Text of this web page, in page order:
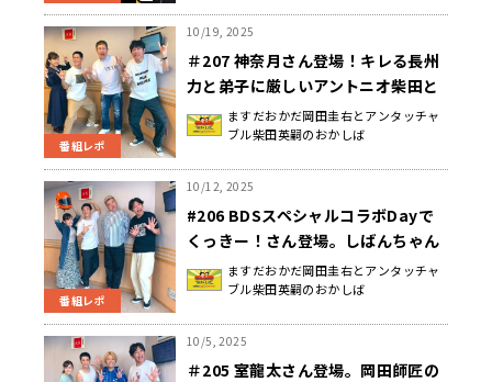
番組レポ
10/19, 2025
＃207 神奈月さん登場！キレる長州
力と弟子に厳しいアントニオ柴田と
100円拾った西城圭右がいた日曜地
獄ヒーヤ！
ますだおかだ岡田圭右とアンタッチャ
ブル柴田英嗣のおかしば
番組レポ
10/12, 2025
#206 BDSスペシャルコラボDayで
くっきー！さん登場。しばんちゃん
のお子さん誕生報告ドキュメントも
注目の日曜地獄
ますだおかだ岡田圭右とアンタッチャ
ブル柴田英嗣のおかしば
10/5, 2025
＃205 室龍太さん登場。岡田師匠の